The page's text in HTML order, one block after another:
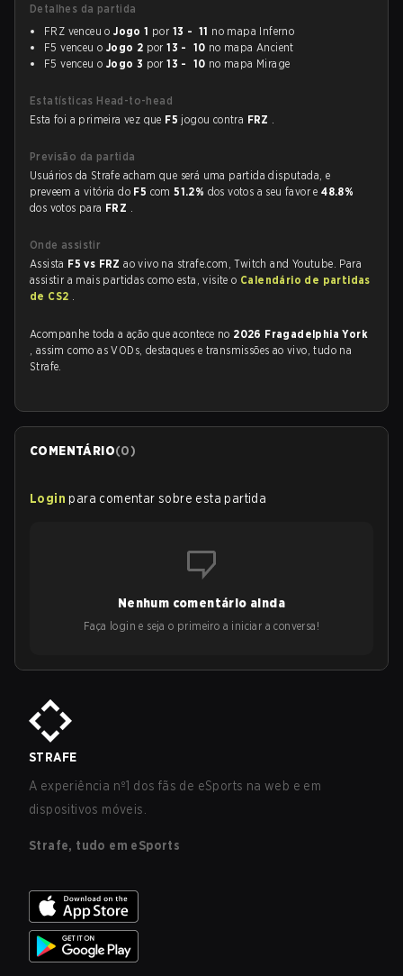
Detalhes da partida
FRZ venceu oJogo 1 por 13 - 11 no mapa Inferno
F5 venceu o Jogo 2 por13 - 10 no mapa Ancient
F5 venceu o Jogo 3 por13 - 10 no mapa Mirage
Estatísticas Head-to-head
Esta foi a primeira vez que F5 jogou contra FRZ .
Previsão da partida
Usuários da Strafe acham que será uma partida disputada, e
preveem a vitória do F5 com51.2% dos votos a seu favor e48.8%
dos votos para FRZ .
Onde assistir
Assista F5 vs FRZao vivo na strafe.com, Twitch and Youtube. Para
assistir a mais partidas como esta, visite o Calendário de partidas
de CS2 .
Acompanhe toda a ação que acontece no 2026 Fragadelphia York
, assim como as VODs, destaques e transmissões ao vivo, tudo na
Strafe.
COMENTÁRIO(0)
Login para comentar sobre esta partida
Nenhum comentário ainda
Faça login e seja o primeiro a iniciar a conversa!
STRAFE
A experiência nº1 dos fãs de eSports na web e em
dispositivos móveis.
Strafe, tudo em eSports